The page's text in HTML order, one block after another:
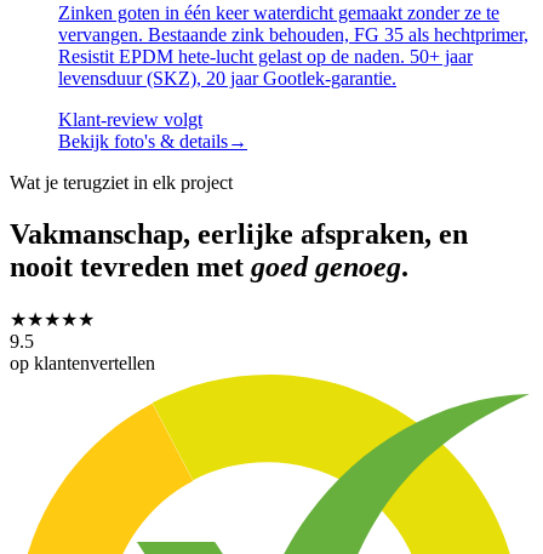
Zinken goten in één keer waterdicht gemaakt zonder ze te
vervangen. Bestaande zink behouden, FG 35 als hechtprimer,
Resistit EPDM hete-lucht gelast op de naden. 50+ jaar
levensduur (SKZ), 20 jaar Gootlek-garantie.
Klant-review volgt
Bekijk foto's & details→
Wat je terugziet in elk project
Vakmanschap, eerlijke afspraken, en
nooit tevreden met goed genoeg.
★★★★★
9.5
op klantenvertellen